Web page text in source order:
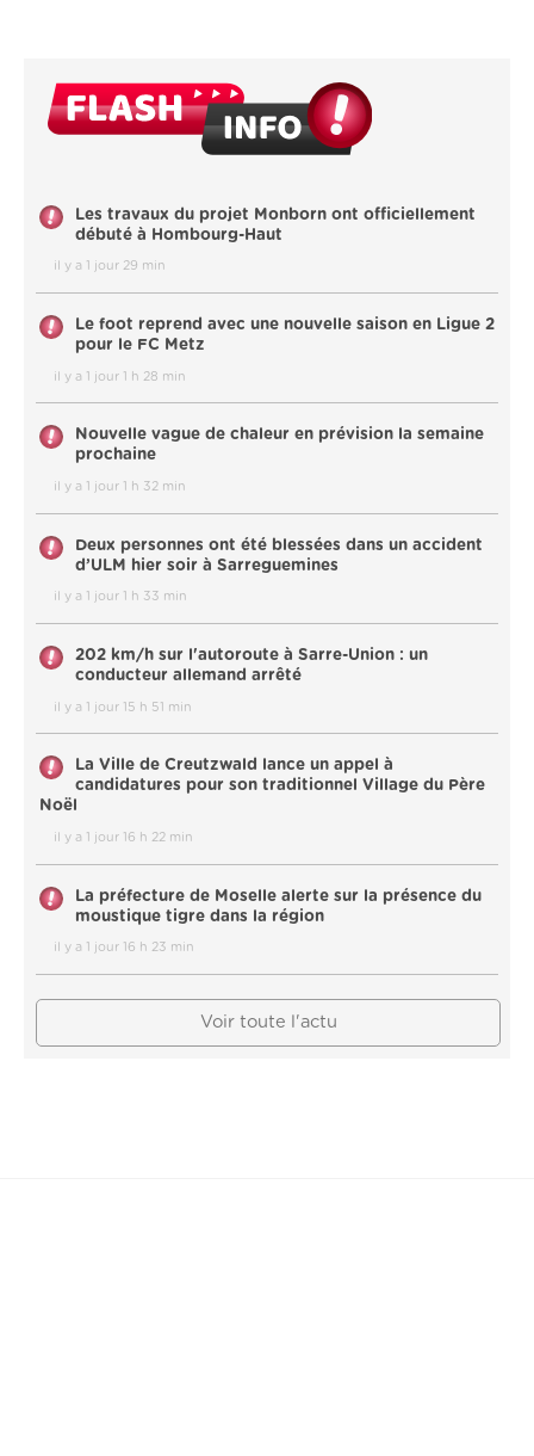
Les travaux du projet Monborn ont officiellement
débuté à Hombourg-Haut
il y a 1 jour 29 min
Le foot reprend avec une nouvelle saison en Ligue 2
pour le FC Metz
il y a 1 jour 1 h 28 min
Nouvelle vague de chaleur en prévision la semaine
prochaine
il y a 1 jour 1 h 32 min
Deux personnes ont été blessées dans un accident
d’ULM hier soir à Sarreguemines
il y a 1 jour 1 h 33 min
202 km/h sur l'autoroute à Sarre-Union : un
conducteur allemand arrêté
il y a 1 jour 15 h 51 min
La Ville de Creutzwald lance un appel à
candidatures pour son traditionnel Village du Père
Noël
il y a 1 jour 16 h 22 min
La préfecture de Moselle alerte sur la présence du
moustique tigre dans la région
il y a 1 jour 16 h 23 min
Voir toute l'actu